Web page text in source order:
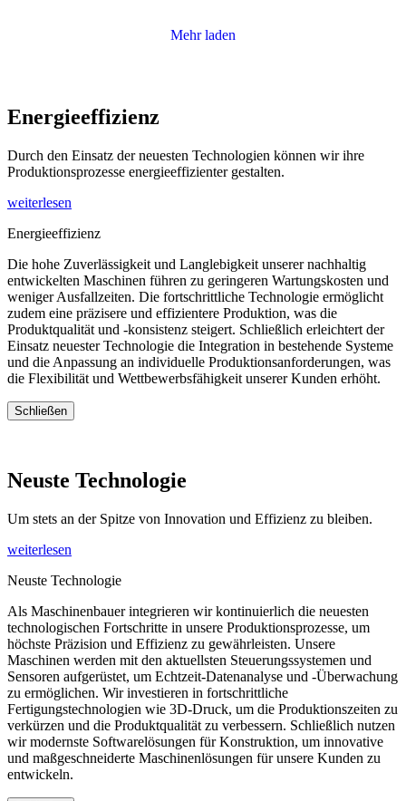
Mehr laden
Energieeffizienz
Durch den Einsatz der neuesten Technologien können wir ihre
Produktionsprozesse energieeffizienter gestalten.
weiterlesen
Energieeffizienz
Die hohe Zuverlässigkeit und Langlebigkeit unserer nachhaltig
entwickelten Maschinen führen zu geringeren Wartungskosten und
weniger Ausfallzeiten. Die fortschrittliche Technologie ermöglicht
zudem eine präzisere und effizientere Produktion, was die
Produktqualität und -konsistenz steigert. Schließlich erleichtert der
Einsatz neuester Technologie die Integration in bestehende Systeme
und die Anpassung an individuelle Produktionsanforderungen, was
die Flexibilität und Wettbewerbsfähigkeit unserer Kunden erhöht.
Schließen
Neuste Technologie
Um stets an der Spitze von Innovation und Effizienz zu bleiben.
weiterlesen
Neuste Technologie
Als Maschinenbauer integrieren wir kontinuierlich die neuesten
technologischen Fortschritte in unsere Produktionsprozesse, um
höchste Präzision und Effizienz zu gewährleisten. Unsere
Maschinen werden mit den aktuellsten Steuerungssystemen und
Sensoren aufgerüstet, um Echtzeit-Datenanalyse und -Überwachung
zu ermöglichen. Wir investieren in fortschrittliche
Fertigungstechnologien wie 3D-Druck, um die Produktionszeiten zu
verkürzen und die Produktqualität zu verbessern. Schließlich nutzen
wir modernste Softwarelösungen für Konstruktion, um innovative
und maßgeschneiderte Maschinenlösungen für unsere Kunden zu
entwickeln.